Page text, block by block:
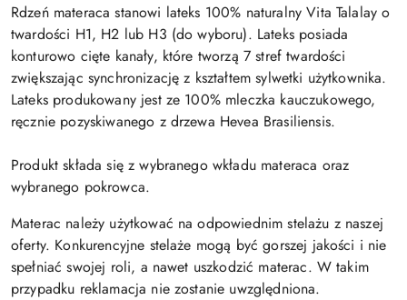
Rdzeń materaca stanowi lateks 100% naturalny Vita Talalay o
twardości H1, H2 lub H3 (do wyboru). Lateks posiada
konturowo cięte kanały, które tworzą 7 stref twardości
zwiększając synchronizację z kształtem sylwetki użytkownika.
Lateks produkowany jest ze 100% mleczka kauczukowego,
ręcznie pozyskiwanego z drzewa Hevea Brasiliensis.
Produkt składa się z wybranego wkładu materaca oraz
wybranego pokrowca.
Materac należy użytkować na odpowiednim stelażu z naszej
oferty. Konkurencyjne stelaże mogą być gorszej jakości i nie
spełniać swojej roli, a nawet uszkodzić materac. W takim
przypadku reklamacja nie zostanie uwzględniona.